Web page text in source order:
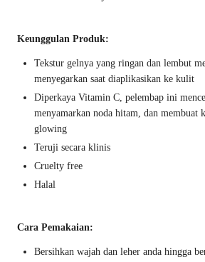
Keunggulan Produk:
Tekstur gelnya yang ringan dan lembut
menyegarkan saat diaplikasikan ke kulit
Diperkaya Vitamin C, pelembap ini
menyamarkan noda hitam, dan membuat
glowing
Teruji secara klinis
Cruelty free
Halal
Cara Pemakaian:
Bersihkan wajah dan leher anda hingga